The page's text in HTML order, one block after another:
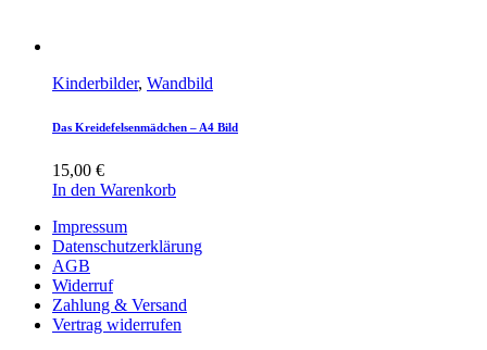
Kinderbilder, Wandbild
Das Kreidefelsenmädchen – A4 Bild
15,00 €
In den Warenkorb
Impressum
Datenschutzerklärung
AGB
Widerruf
Zahlung & Versand
Vertrag widerrufen